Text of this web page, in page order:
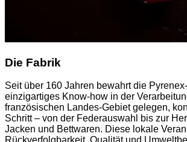
Die Fabrik
Seit über 160 Jahren bewahrt die
einzigartiges Know-how in der
französischen Landes-Gebiet gelegen,
Schritt – von der Federauswahl bis zur
Jacken und Bettwaren. Diese lokale